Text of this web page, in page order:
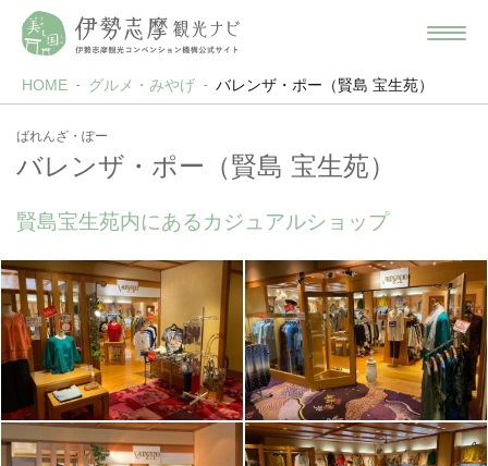
HOME グルメ・みやげ バレンザ・ポー（賢島 宝生苑）
ばれんざ・ぽー
バレンザ・ポー（賢島 宝生苑）
賢島宝生苑内にあるカジュアルショップ